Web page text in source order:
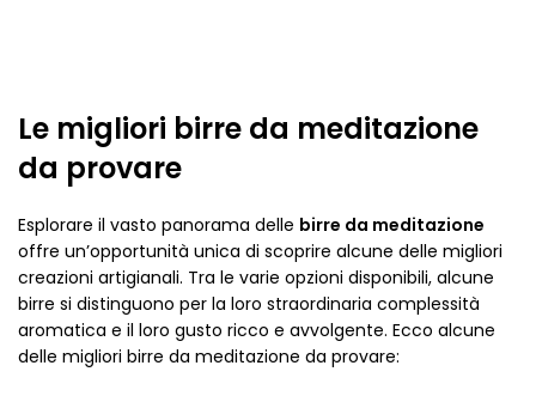
Le migliori birre da meditazione
da provare
Esplorare il vasto panorama delle birre da meditazione
offre un’opportunità unica di scoprire alcune delle migliori
creazioni artigianali. Tra le varie opzioni disponibili, alcune
birre si distinguono per la loro straordinaria complessità
aromatica e il loro gusto ricco e avvolgente. Ecco alcune
delle migliori birre da meditazione da provare: